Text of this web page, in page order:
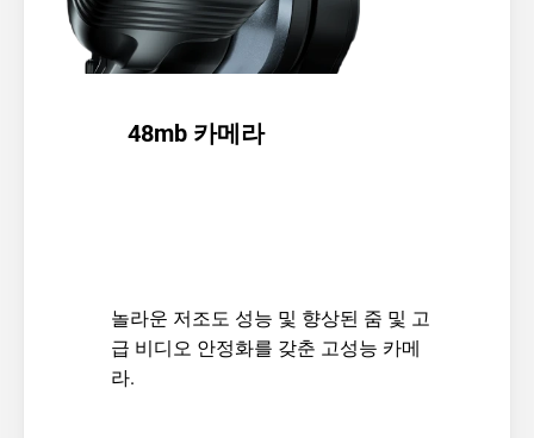
48mb 카메라
놀라운 저조도 성능 및 향상된 줌 및 고
급 비디오 안정화를 갖춘 고성능 카메
라.